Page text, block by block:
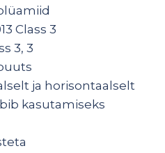
Class 3
3, 3
ja horisontaalselt
kasutamiseks